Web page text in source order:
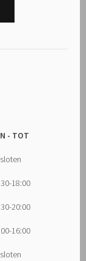
- TOT
18:00
20:00
16:00